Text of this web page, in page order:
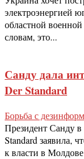
электроэнергией
областной
словам, это...
Санду дала
Der Standard
Борьба с
Президент Санду
Standard заявила,
к власти в